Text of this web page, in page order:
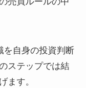
を自身の投資判断
ステップでは結
ます。